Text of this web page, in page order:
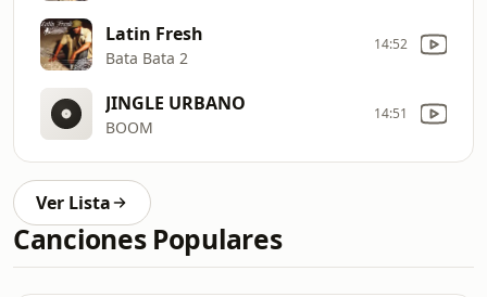
Latin Fresh
Bata Bata 2
14:52
JINGLE URBANO
BOOM
14:51
Ver Lista
Canciones Populares